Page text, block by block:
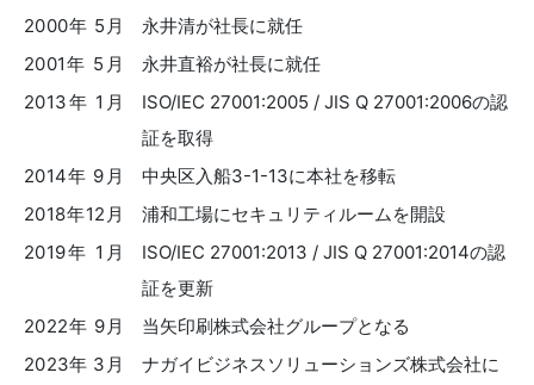
2000年 5月
永井清が社長に就任
2001年 5月
永井直裕が社長に就任
2013年 1月
ISO/IEC 27001:2005 / JIS Q 27001:2006の認
証を取得
2014年 9月
中央区入船3-1-13に本社を移転
2018年12月
浦和工場にセキュリティルームを開設
2019年 1月
ISO/IEC 27001:2013 / JIS Q 27001:2014の認
証を更新
2022年 9月
当矢印刷株式会社グループとなる
2023年 3月
ナガイビジネスソリューションズ株式会社に